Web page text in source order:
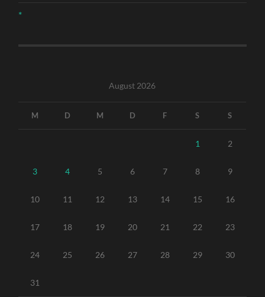
*
August 2026
M D M D F S S
1 2
3 4 5 6 7 8 9
10 11 12 13 14 15 16
17 18 19 20 21 22 23
24 25 26 27 28 29 30
31